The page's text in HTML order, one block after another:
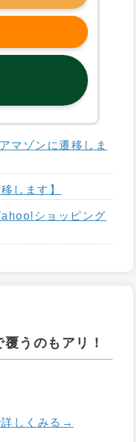
マゾンに遷移しま
します】
ショッピング
うのもアリ！
しくみる→